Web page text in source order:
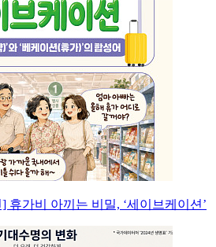
휴가비 아끼는 비밀, ‘세이브케이션’